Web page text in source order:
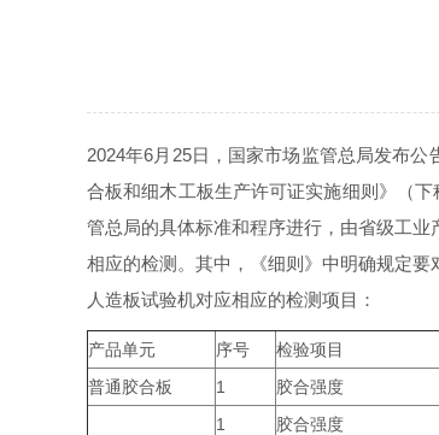
2024年6月25日，国家市场监管总局发布
合板和细木工板生产许可证实施细则》（
管总局的具体标准和程序进行，由省级工
相应的检测 。其中，《细则》中明确规定要
人造板试验机对应相应的检测项目：
产品单元 序号 检验项目
普通胶合板
1 胶合强度
1 胶合强度